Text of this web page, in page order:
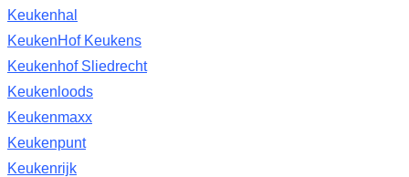
Keukenhal
KeukenHof Keukens
Keukenhof Sliedrecht
Keukenloods
Keukenmaxx
Keukenpunt
Keukenrijk